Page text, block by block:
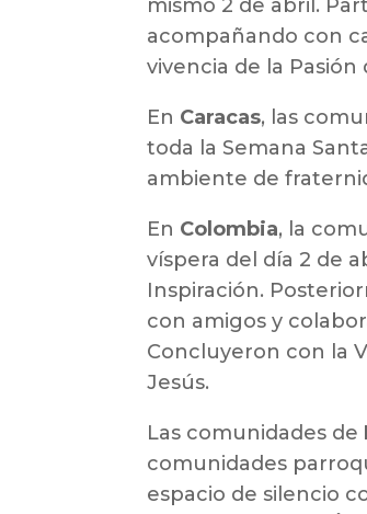
mismo 2 de abril.
acompañando con
vivencia de la Pasión
En Caracas, las
toda la Semana
ambiente de
En Colombia, la
víspera del día 2 de
Inspiración.
con amigos y
Concluyeron con la
Jesús.
Las comunidades de
comunidades
espacio de silencio